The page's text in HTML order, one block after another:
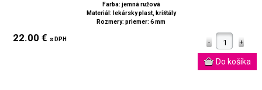
Farba: jemná ružová
Materiál: lekársky plast, krištály
Rozmery: priemer: 6 mm
22.00 € s DPH